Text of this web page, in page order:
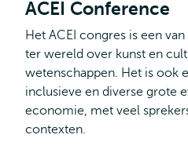
ACEI Conference
Het ACEI congres is een
ter wereld over kunst en
wetenschappen. Het is ook
inclusieve en diverse grote
economie, met veel
contexten.